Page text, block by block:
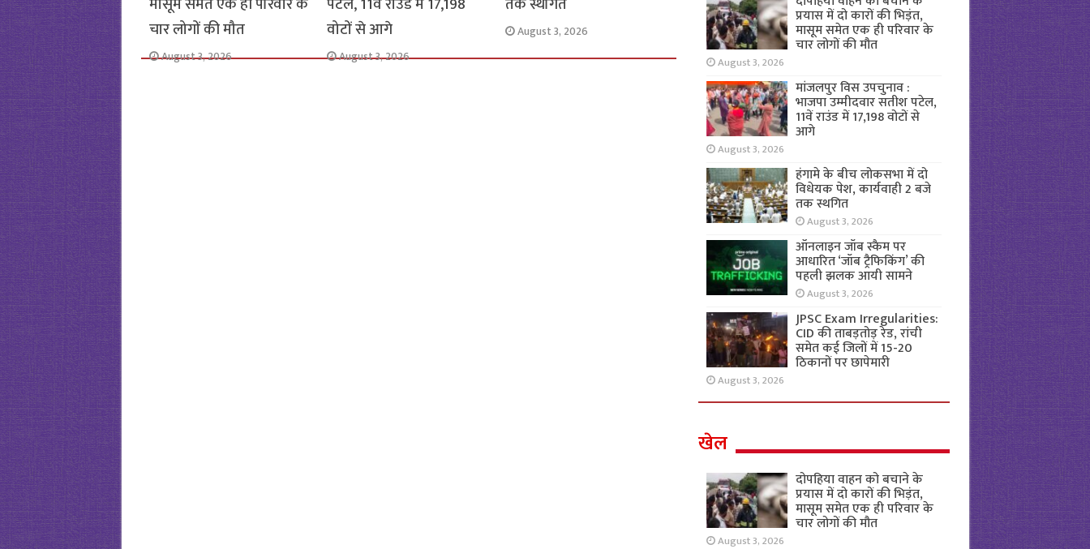
चार लोगों की मौत
August 3, 2026
वोटों से आगे
August 3, 2026
August 3, 2026
प्रयास में दो कारों की भिड़ंत,
मासूम समेत एक ही परिवार के
चार लोगों की मौत
August 3, 2026
मांजलपुर विस उपचुनाव :
भाजपा उम्मीदवार सतीश पटेल,
11वें राउंड में 17,198 वोटों से
आगे
August 3, 2026
हंगामे के बीच लोकसभा में दो
विधेयक पेश, कार्यवाही 2 बजे
तक स्थगित
August 3, 2026
ऑनलाइन जॉब स्कैम पर
आधारित ‘जॉब ट्रैफिकिंग’ की
पहली झलक आयी सामने
August 3, 2026
JPSC Exam Irregularities:
CID की ताबड़तोड़ रेड, रांची
समेत कई जिलों में 15-20
ठिकानों पर छापेमारी
August 3, 2026
खेल
दोपहिया वाहन को बचाने के
प्रयास में दो कारों की भिड़ंत,
मासूम समेत एक ही परिवार के
चार लोगों की मौत
August 3, 2026